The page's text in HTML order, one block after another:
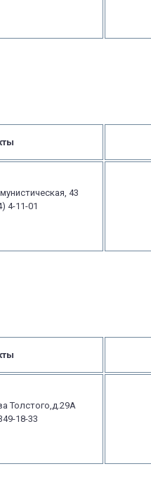
43
4-11-01
Толстого,д.29А
18-33